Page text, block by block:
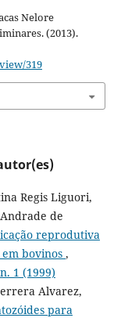
Nelore
(2013).
319
Regis Liguori,
de
reprodutiva
em bovinos ,
1 (1999)
Alvarez,
para